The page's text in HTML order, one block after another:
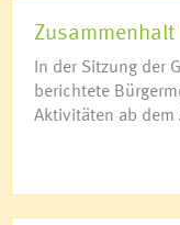
In der Sitzung der
berichtete
Aktivitäten ab dem